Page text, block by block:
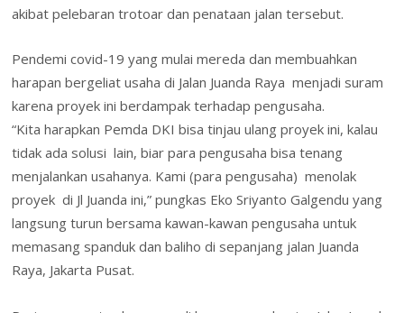
akibat pelebaran trotoar dan penataan jalan tersebut.
Pendemi covid-19 yang mulai mereda dan membuahkan
harapan bergeliat usaha di Jalan Juanda Raya menjadi suram
karena proyek ini berdampak terhadap pengusaha.
“Kita harapkan Pemda DKI bisa tinjau ulang proyek ini, kalau
tidak ada solusi lain, biar para pengusaha bisa tenang
menjalankan usahanya. Kami (para pengusaha) menolak
proyek di Jl Juanda ini,” pungkas Eko Sriyanto Galgendu yang
langsung turun bersama kawan-kawan pengusaha untuk
memasang spanduk dan baliho di sepanjang jalan Juanda
Raya, Jakarta Pusat.